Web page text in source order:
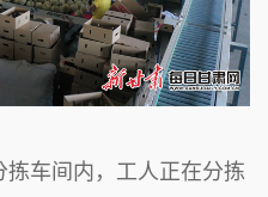
车间内，工人正在分拣